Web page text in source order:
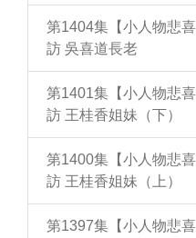
第1404集【小人物悲
訪 吳喜道長老
第1401集【小人物悲
訪 王桂香姐妹（下）
第1400集【小人物悲
訪 王桂香姐妹（上）
第1397集【小人物悲